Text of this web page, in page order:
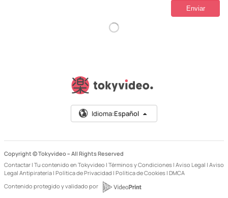
Idioma:Español
Copyright © Tokyvideo – All Rights Reserved
Contactar | Tu contenido en Tokyvideo | Términos y Condiciones | Aviso Legal | Aviso
Legal Antipiratería | Política de Privacidad | Política de Cookies | DMCA
Contenido protegido y validado por